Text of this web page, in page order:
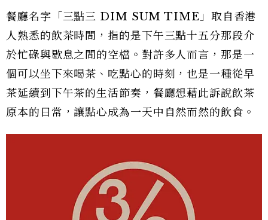
餐廳名字「三點三 DIM SUM TIME」取自香港
人熟悉的飲茶時間，指的是下午三點十五分那段介
於忙碌與歇息之間的空檔。對許多人而言，那是一
個可以坐下來喝茶、吃點心的時刻，也是一種從早
茶延續到下午茶的生活節奏，餐廳想藉此訴說飲茶
原本的日常，讓點心成為一天中自然而然的飲食。